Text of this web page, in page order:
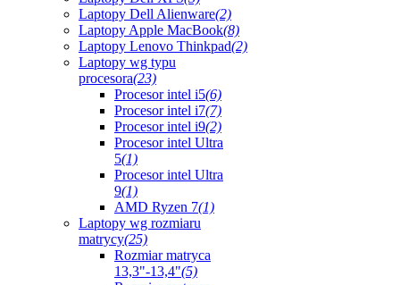
Laptopy Dell Alienware(2)
Laptopy Apple MacBook(8)
Laptopy Lenovo Thinkpad(2)
Laptopy wg typu
procesora(23)
Procesor intel i5(6)
Procesor intel i7(7)
Procesor intel i9(2)
Procesor intel Ultra
5(1)
Procesor intel Ultra
9(1)
AMD Ryzen 7(1)
Laptopy wg rozmiaru
matrycy(25)
Rozmiar matryca
13,3"-13,4"(5)